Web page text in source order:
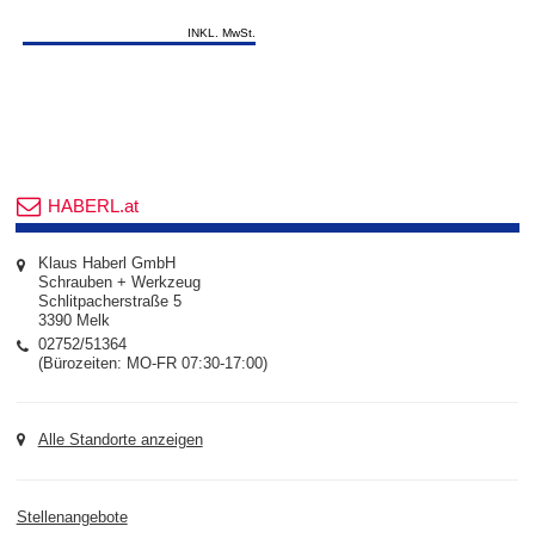
INKL. MwSt.
HABERL.at
Klaus Haberl GmbH
Schrauben + Werkzeug
Schlitpacherstraße 5
3390 Melk
02752/51364
(Bürozeiten: MO-FR 07:30-17:00)
Alle Standorte anzeigen
Stellenangebote